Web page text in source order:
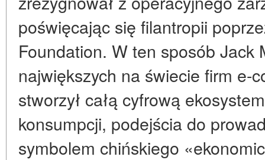
poświęcając się filantropii
Foundation. W ten sposób Jack
największych na świecie firm e-
stworzył całą cyfrową
konsumpcji, podejścia do
symbolem chińskiego